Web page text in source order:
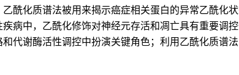
乙酰化质谱法被用来揭示癌症相关蛋白的异常乙酰化
疾病中，乙酰化修饰对神经元存活和凋亡具有重要调
和代谢酶活性调控中扮演关键角色；利用乙酰化质谱